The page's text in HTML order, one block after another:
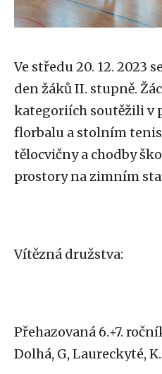
Ve středu 20. 12. 2023
den žáků II. stupně.
kategoriích soutěžili v
florbalu a stolním
tělocvičny a chodby
prostory na zimním
Vítězná družstva:
Přehazovaná 6.+7.
Dolhá, G, Laureckyté,